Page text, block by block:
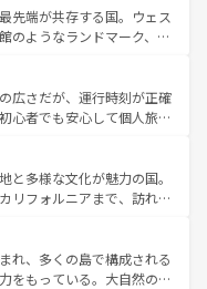
彩な楽しみ方が可能だ。さ
が溢れており、どの街角に
で全く異なる文化を体験で
のフランス情報はコンテンツ一覧
ン州のアルプスの絶景、そ
いった風景は必見。ビール
い。 なお、新着の
を参照してほしい。
先端が共存する国。ウェス
のようなランドマーク、歴
また、優雅なアフタヌーン
ない英国パブ、サッカー観
体験も豊富。イギリスを旅
広さだが、運行時刻が正確
心者でも安心して個人旅行
イスならではのユニークな
けでなく町歩きも満喫する
いため物価も高いが、旅行
もできる。 なお、新
覧 を参照してほしい。
と多様な文化が魅力の国。
リフォルニアまで、訪れる
ョッピング、エンターテイ
ポットだ。一方、アメリカ
ンドキャニオンやイエロー
れ、多くの島で構成される
をもっている。大自然の神